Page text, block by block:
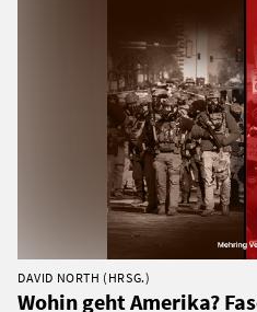
DAVID NORTH (HRSG.)
Wohin geht Amerika?